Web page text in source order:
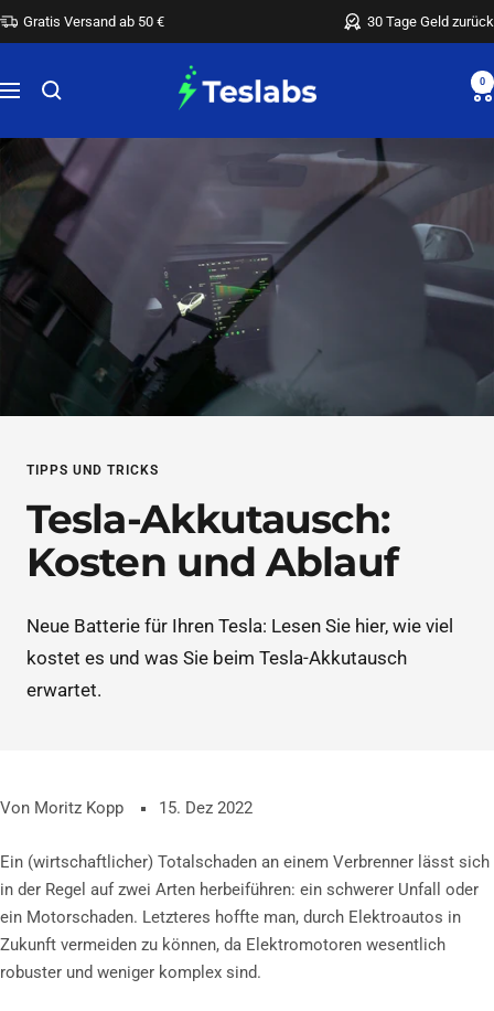
Direkt
zum
Gratis Versand ab 50 € 30 Tage Geld zurück
Navigation
Teslabs 0
TIPPS UND TRICKS
Tesla-Akkutausch:
Kosten und Ablauf
Neue Batterie für Ihren Tesla: Lesen Sie hier, wie viel
kostet es und was Sie beim Tesla-Akkutausch
erwartet.
Von Moritz Kopp 15. Dez 2022
Ein (wirtschaftlicher) Totalschaden an einem Verbrenner lässt sich
in der Regel auf zwei Arten herbeiführen: ein schwerer Unfall oder
ein Motorschaden. Letzteres hoffte man, durch Elektroautos in
Zukunft vermeiden zu können, da Elektromotoren wesentlich
robuster und weniger komplex sind.